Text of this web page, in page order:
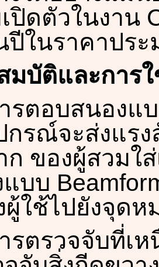
ปิดตัวในงาน
ปีในราคาปร
บัติและการ
รตอบสนองแ
กรณ์จะส่งแร
ก ของผู้สวมใ
บบ
ผู้ใช้ไปยังจุด
รตรวจจับที่เ